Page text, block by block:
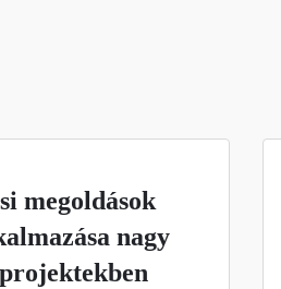
megoldások
nagy